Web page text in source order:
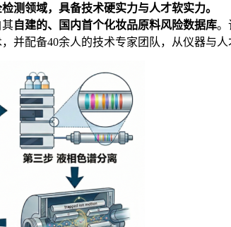
测领域，具备技术硬实力与人才软实力。
其自建的、国内首个化妆品原料风险数据库。
并配备40余人的技术专家团队，从仪器与